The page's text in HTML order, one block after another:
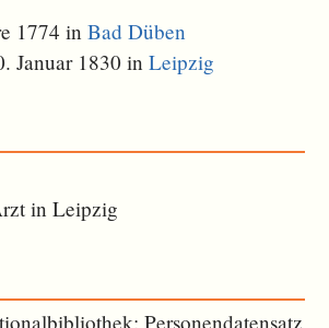
1774 inBad Düben
Januar 1830 inLeipzig
in Leipzig
Personendatensatz